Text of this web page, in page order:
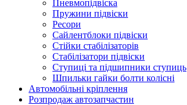
Пневмопідвіска
Пружини підвіски
Ресори
Сайлентблоки підвіски
Стійки стабілізаторів
Стабілізатори підвіски
Ступиці та підшипники ступиць
Шпильки гайки болти колісні
Автомобільні кріплення
Розпродаж автозапчастин